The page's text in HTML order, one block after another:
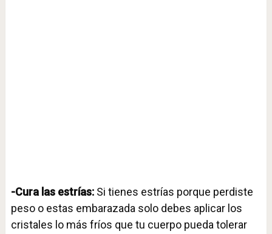
-Cura las estrías: Si tienes estrías porque perdiste
peso o estas embarazada solo debes aplicar los
cristales lo más fríos que tu cuerpo pueda tolerar